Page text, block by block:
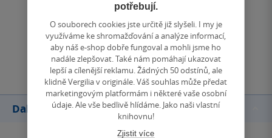
Zobrazit všechna hodnocení
Přidat hodnocení
Další knihy autora
potřebují.
O souborech cookies jste určitě již slyšeli. I my je
využíváme ke shromažďování a analýze informací,
aby náš e-shop dobře fungoval a mohli jsme ho
nadále zlepšovat. Také nám pomáhají ukazovat
lepší a cílenější reklamu. Žádných 50 odstínů, ale
klidně Vergilia v originále. Váš souhlas může předat
marketingovým platformám i některé vaše osobní
údaje. Ale vše bedlivě hlídáme. Jako naši vlastní
knihovnu!
Zjistit více